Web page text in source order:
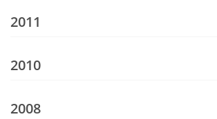
2011
2010
2008